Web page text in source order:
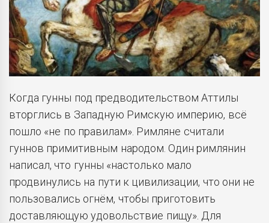
Когда гунны под предводительством Аттилы
вторглись в Западную Римскую империю, всё
пошло «не по правилам». Римляне считали
гуннов примитивным народом. Один римлянин
написал, что гунны «настолько мало
продвинулись на пути к цивилизации, что они не
пользовались огнём, чтобы приготовить
доставляющую удовольствие пищу». Для